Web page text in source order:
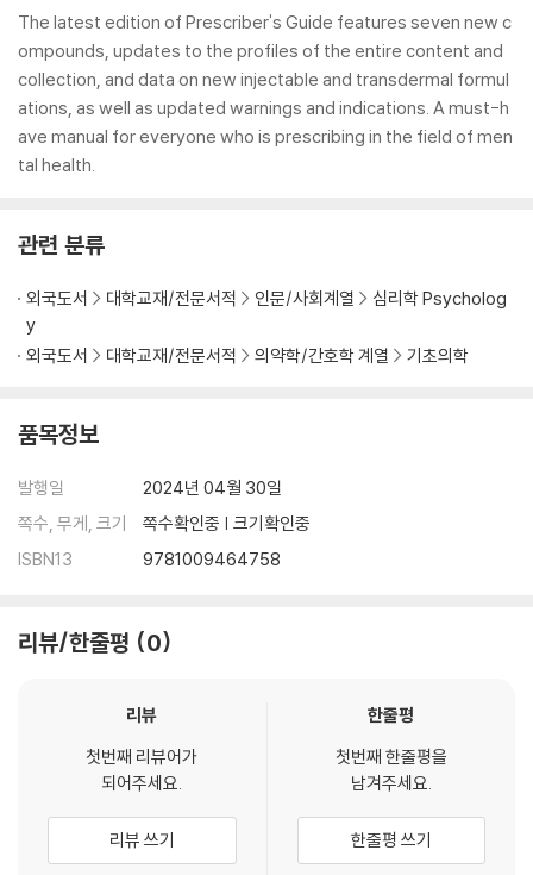
The latest edition of Prescriber's Guide features seven new c
ompounds, updates to the profiles of the entire content and
collection, and data on new injectable and transdermal formul
ations, as well as updated warnings and indications. A must-h
ave manual for everyone who is prescribing in the field of men
tal health.
관련 분류
외국도서 대학교재/전문서적 인문/사회계열
심리학 Psycholog
y
외국도서
대학교재/전문서적 의약학/간호학 계열 기초의학
품목정보
발행일
2024년 04월 30일
쪽수, 무게, 크기
쪽수확인중 | 크기확인중
ISBN13
9781009464758
리뷰/한줄평 0
리뷰
첫번째 리뷰어가
되어주세요.
리뷰 쓰기
한줄평
첫번째 한줄평을
남겨주세요.
한줄평 쓰기